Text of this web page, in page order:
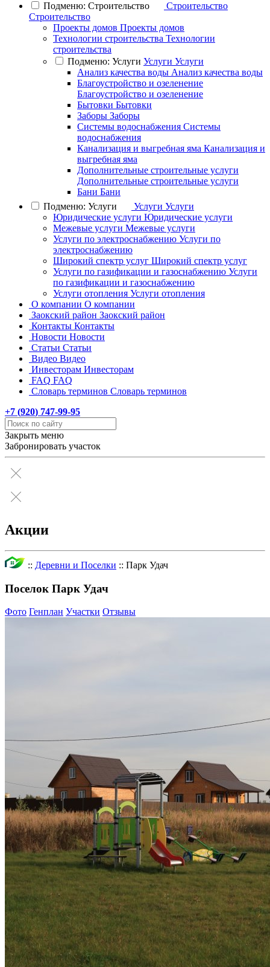
Подменю: Строительство
Строительство
Строительство
Проекты домов Проекты домов
Технологии строительства Технологии
строительства
Подменю: Услуги Услуги Услуги
Анализ качества воды Анализ качества воды
Благоустройство и озеленение
Благоустройство и озеленение
Бытовки Бытовки
Заборы Заборы
Системы водоснабжения Системы
водоснабжения
Канализация и выгребная яма Канализация и
выгребная яма
Дополнительные строительные услуги
Дополнительные строительные услуги
Бани Бани
Подменю: Услуги
Услуги Услуги
Юридические услуги Юридические услуги
Межевые услуги Межевые услуги
Услуги по электроснабжению Услуги по
электроснабжению
Широкий спектр услуг Широкий спектр услуг
Услуги по газификации и газоснабжению Услуги
по газификации и газоснабжению
Услуги отопления Услуги отопления
О компании О компании
Заокский район Заокский район
Контакты Контакты
Новости Новости
Статьи Статьи
Видео Видео
Инвесторам Инвесторам
FAQ FAQ
Словарь терминов Словарь терминов
+7 (920) 747-99-95
Закрыть меню
Забронировать участок
Акции
:: Деревни и Поселки :: Парк Удач
Поселок Парк Удач
Фото Генплан Участки Отзывы